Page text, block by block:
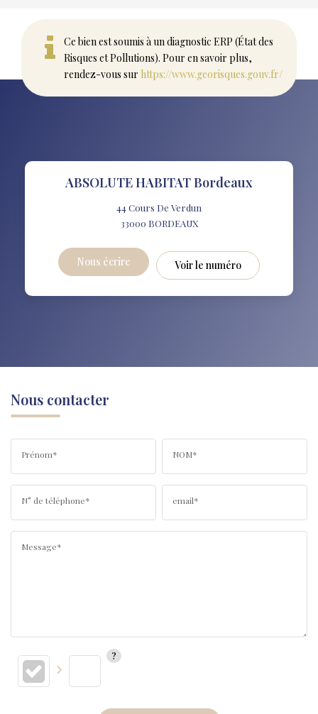
Ce bien est soumis à un diagnostic ERP (État des
Risques et Pollutions). Pour en savoir plus,
rendez-vous sur https://www.georisques.gouv.fr/
ABSOLUTE HABITAT Bordeaux
44 Cours De Verdun
33000 BORDEAUX
Nous écrire Voir le numéro
Nous contacter
Prénom* NOM*
N° de téléphone* email*
Message*